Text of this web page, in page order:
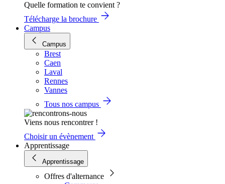
Quelle formation te convient ?
Télécharge la brochure
Campus
Campus
Brest
Caen
Laval
Rennes
Vannes
Tous nos campus
Viens nous rencontrer !
Choisir un évènement
Apprentissage
Apprentissage
Offres d'alternance